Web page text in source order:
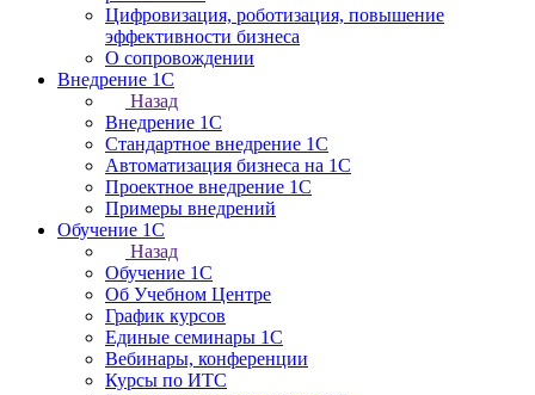
Цифровизация, роботизация, повышение
эффективности бизнеса
О сопровождении
Внедрение 1С
Назад
Внедрение 1С
Стандартное внедрение 1С
Автоматизация бизнеса на 1С
Проектное внедрение 1С
Примеры внедрений
Обучение 1С
Назад
Обучение 1С
Об Учебном Центре
График курсов
Единые семинары 1С
Вебинары, конференции
Курсы по ИТС